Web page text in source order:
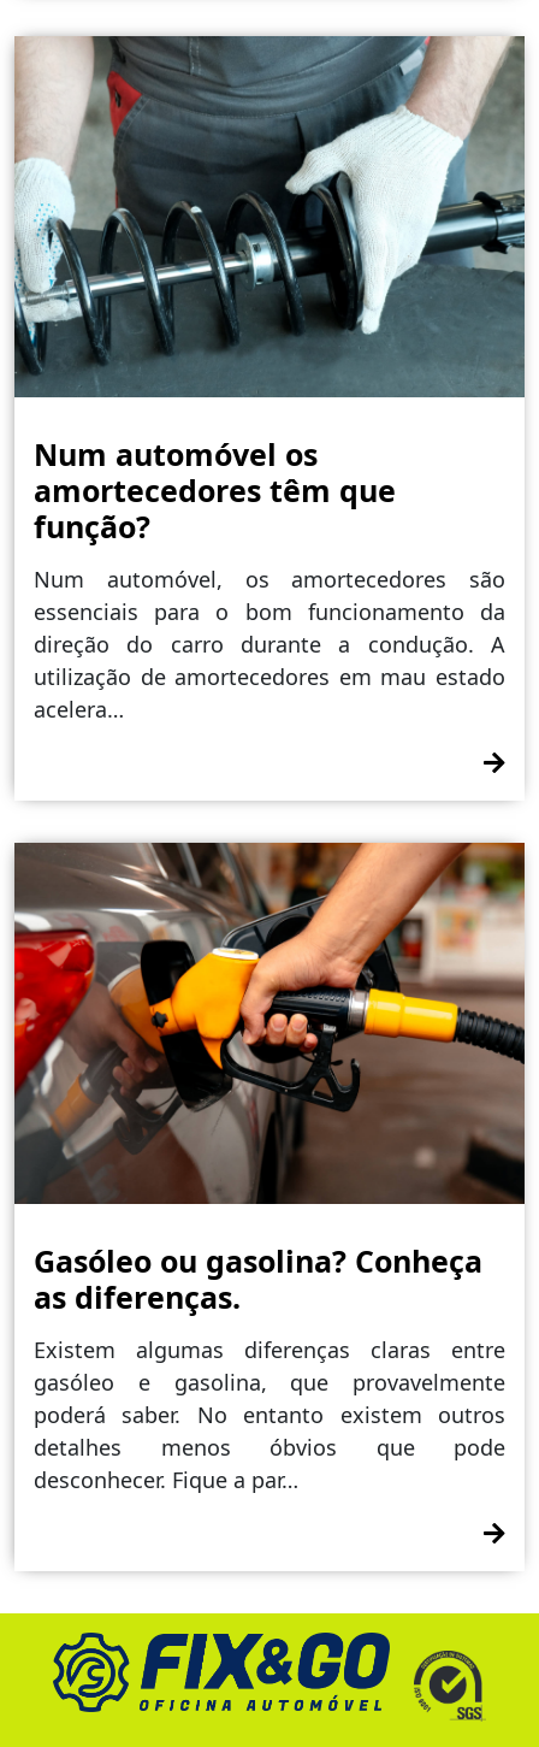
Num automóvel os
amortecedores têm que
função?
Num automóvel, os amortecedores são
essenciais para o bom funcionamento da
direção do carro durante a condução. A
utilização de amortecedores em mau estado
acelera…
Gasóleo ou gasolina? Conheça
as diferenças.
Existem algumas diferenças claras entre
gasóleo e gasolina, que provavelmente
poderá saber. No entanto existem outros
detalhes menos óbvios que pode
desconhecer. Fique a par…